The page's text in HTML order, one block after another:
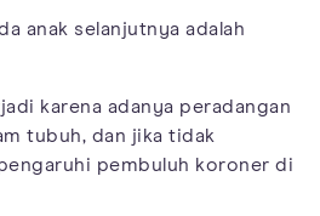
anak selanjutnya adalah
karena adanya peradangan
tubuh, dan jika tidak
pembuluh koroner di